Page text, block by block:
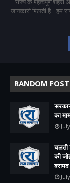
राज्य के महत्वपूर्ण
जानकारी मिलती है। हम
RANDOM
का
चलती
की
बरामद